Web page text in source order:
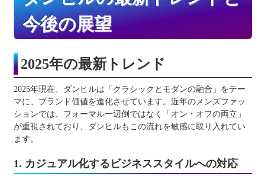
今後の展望
2025年の最新トレンド
2025年現在、ダンヒルは「クラシックとモダンの融合」をテー
マに、ブランド価値を進化させています。近年のメンズファッ
ションでは、フォーマル一辺倒ではなく「オン・オフの両立」
が重視されており、ダンヒルもこの流れを敏感に取り入れてい
ます。
1. カジュアル化するビジネススタイルへの対応